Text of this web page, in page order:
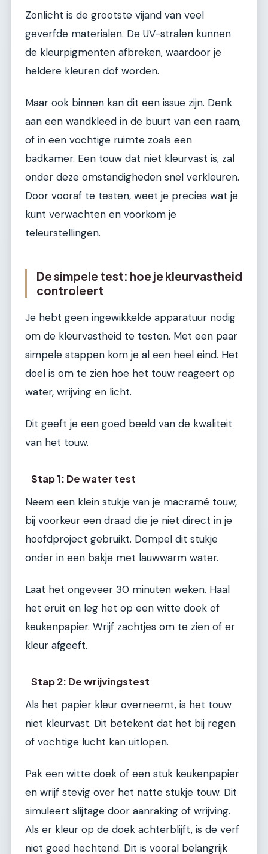
Zonlicht is de grootste vijand van veel
geverfde materialen. De UV-stralen kunnen
de kleurpigmenten afbreken, waardoor je
heldere kleuren dof worden.
Maar ook binnen kan dit een issue zijn. Denk
aan een wandkleed in de buurt van een raam,
of in een vochtige ruimte zoals een
badkamer. Een touw dat niet kleurvast is, zal
onder deze omstandigheden snel verkleuren.
Door vooraf te testen, weet je precies wat je
kunt verwachten en voorkom je
teleurstellingen.
De simpele test: hoe je kleurvastheid
controleert
Je hebt geen ingewikkelde apparatuur nodig
om de kleurvastheid te testen. Met een paar
simpele stappen kom je al een heel eind. Het
doel is om te zien hoe het touw reageert op
water, wrijving en licht.
Dit geeft je een goed beeld van de kwaliteit
van het touw.
Stap 1: De water test
Neem een klein stukje van je macramé touw,
bij voorkeur een draad die je niet direct in je
hoofdproject gebruikt. Dompel dit stukje
onder in een bakje met lauwwarm water.
Laat het ongeveer 30 minuten weken. Haal
het eruit en leg het op een witte doek of
keukenpapier. Wrijf zachtjes om te zien of er
kleur afgeeft.
Stap 2: De wrijvingstest
Als het papier kleur overneemt, is het touw
niet kleurvast. Dit betekent dat het bij regen
of vochtige lucht kan uitlopen.
Pak een witte doek of een stuk keukenpapier
en wrijf stevig over het natte stukje touw. Dit
simuleert slijtage door aanraking of wrijving.
Als er kleur op de doek achterblijft, is de verf
niet goed hechtend. Dit is vooral belangrijk